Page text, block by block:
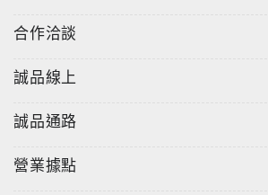
合作洽談
誠品線上
誠品通路
營業據點